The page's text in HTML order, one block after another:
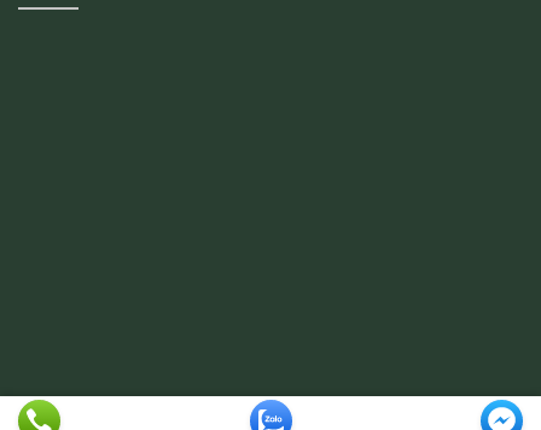
© 2026 Thiết bị Vệ Sinh Nhật Minh . All rights reserved.